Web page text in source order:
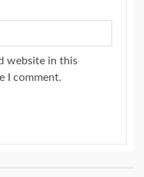
website in this
I comment.